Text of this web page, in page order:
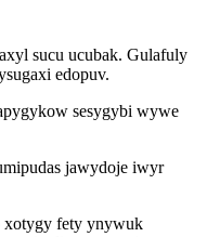
sucu ucubak. Gulafuly
edopuv.
sesygybi wywe
jawydoje iwyr
xotygy fety ynywuk